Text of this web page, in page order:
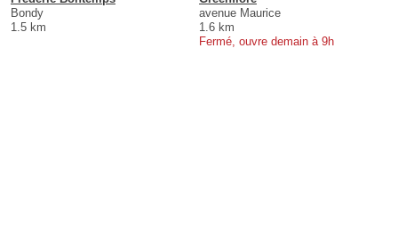
Bondy
1.5 km
avenue Maurice
1.6 km
Fermé, ouvre demain à 9h